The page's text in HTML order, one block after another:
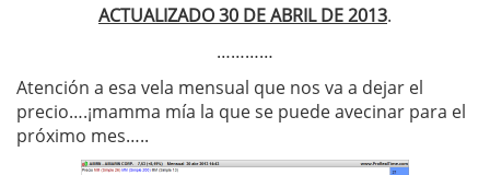
ACTUALIZADO 30 DE ABRIL DE 2013.
…………
Atención a esa vela mensual que nos va a dejar el
precio….¡mamma mía la que se puede avecinar para el
próximo mes…..